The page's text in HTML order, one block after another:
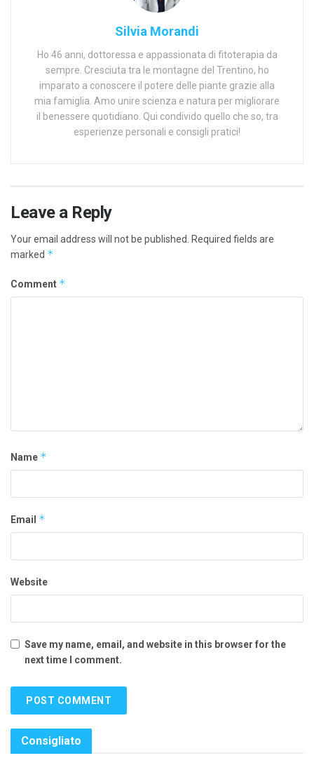
Silvia Morandi
Ho 46 anni, dottoressa e appassionata di fitoterapia da
sempre. Cresciuta tra le montagne del Trentino, ho
imparato a conoscere il potere delle piante grazie alla
mia famiglia. Amo unire scienza e natura per migliorare
il benessere quotidiano. Qui condivido quello che so, tra
esperienze personali e consigli pratici!
Leave a Reply
Your email address will not be published. Required fields are
marked *
Comment *
Name *
Email *
Website
Save my name, email, and website in this browser for the
next time I comment.
Consigliato